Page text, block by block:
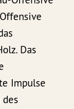
Das
Impulse